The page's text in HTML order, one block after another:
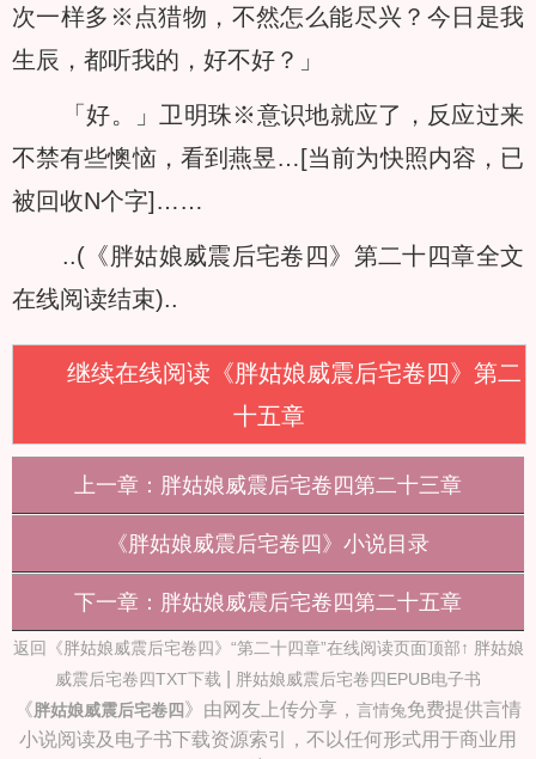
次一样多※点猎物，不然怎么能尽兴？今日是我
生辰，都听我的，好不好？」
「好。」卫明珠※意识地就应了，反应过来
不禁有些懊恼，看到燕昱…[当前为快照内容，已
被回收N个字]……
..(《胖姑娘威震后宅卷四》第二十四章全文
在线阅读结束)..
继续在线阅读《胖姑娘威震后宅卷四》第二
十五章
上一章：胖姑娘威震后宅卷四第二十三章
《胖姑娘威震后宅卷四》小说目录
下一章：胖姑娘威震后宅卷四第二十五章
返回《胖姑娘威震后宅卷四》“第二十四章”在线阅读页面顶部↑ 胖姑娘
威震后宅卷四TXT下载
胖姑娘威震后宅卷四EPUB电子书
《 胖姑娘威震后宅卷四》由网友上传分享， 言情兔免费提供言情
小说阅读及电子书下载资源索引，不以任何形式用于商业用